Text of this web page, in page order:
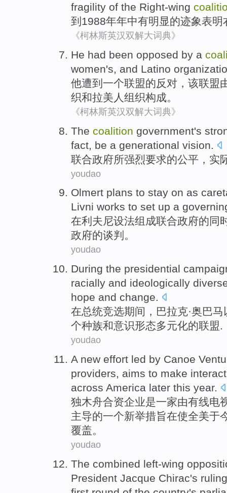
fragility of the Right-wing
到 1988年年中有明显的迹象表明
《柯林斯英汉双解大词典》
He had been opposed by a
women's, and Latino
他遭到 一个联盟的反对，该联盟
织和拉美人 组织构成。
《柯林斯英汉双解大词典》
The coalition government's
fact be a generational vision
联合政府所强烈要求的公平 ， 实
youdao
Olmert plans to stay on as
Livni works to set up a
在利夫尼设法组成联合政府的同
政府的谈判 。
youdao
During the presidential
racially and ideologically
hope and change.
在总统竞选期间 ，巴拉克·奥巴马
个种族和意识形态多元化的联盟.
youdao
A new effort led by Canoe
providers, aims to make
across America later this year.
独木舟合资企业是一家由有线电
主导的一个新举措旨在使全美于
覆盖。
youdao
The combined left-wing
President Jacque Chirac's ruling